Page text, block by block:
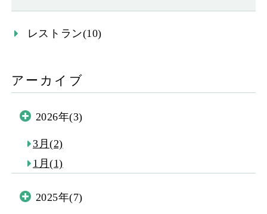
レストラン(10)
アーカイブ
2026年(3)
3月(2)
1月(1)
2025年(7)